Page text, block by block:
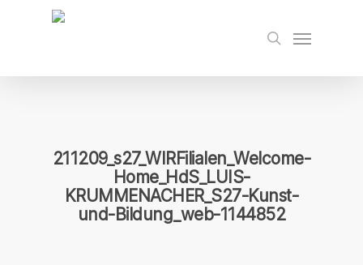
search
Menu
211209_s27_WIRFilialen_Welcome-
Home_HdS_LUIS-
KRUMMENACHER_S27-Kunst-
und-Bildung_web-1144852